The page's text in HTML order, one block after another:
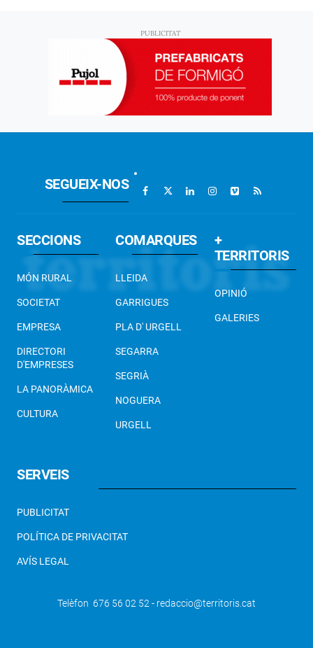
SEGUEIX-NOS
SECCIONS
MÓN RURAL
SOCIETAT
EMPRESA
DIRECTORI
D'EMPRESES
LA PANORÀMICA
CULTURA
COMARQUES
LLEIDA
GARRIGUES
PLA D' URGELL
SEGARRA
SEGRIÀ
NOGUERA
URGELL
+
TERRITORIS
OPINIÓ
GALERIES
SERVEIS
PUBLICITAT
POLÍTICA DE PRIVACITAT
AVÍS LEGAL
Telèfon 676 56 02 52 - redaccio@territoris.cat